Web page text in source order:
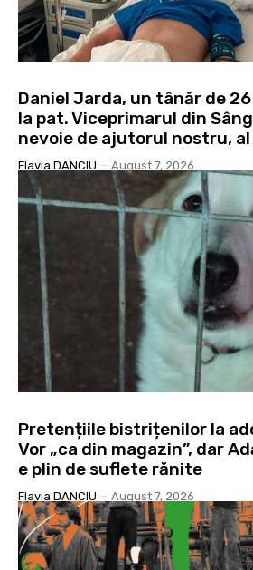
Daniel Jarda, un tânăr de
la pat. Viceprimarul din
nevoie de ajutorul nostru,
Flavia DANCIU - August 7, 2026
Pretențiile bistrițenilor la
Vor „ca din magazin”, dar
e plin de suflete rănite
Flavia DANCIU - August 7, 2026